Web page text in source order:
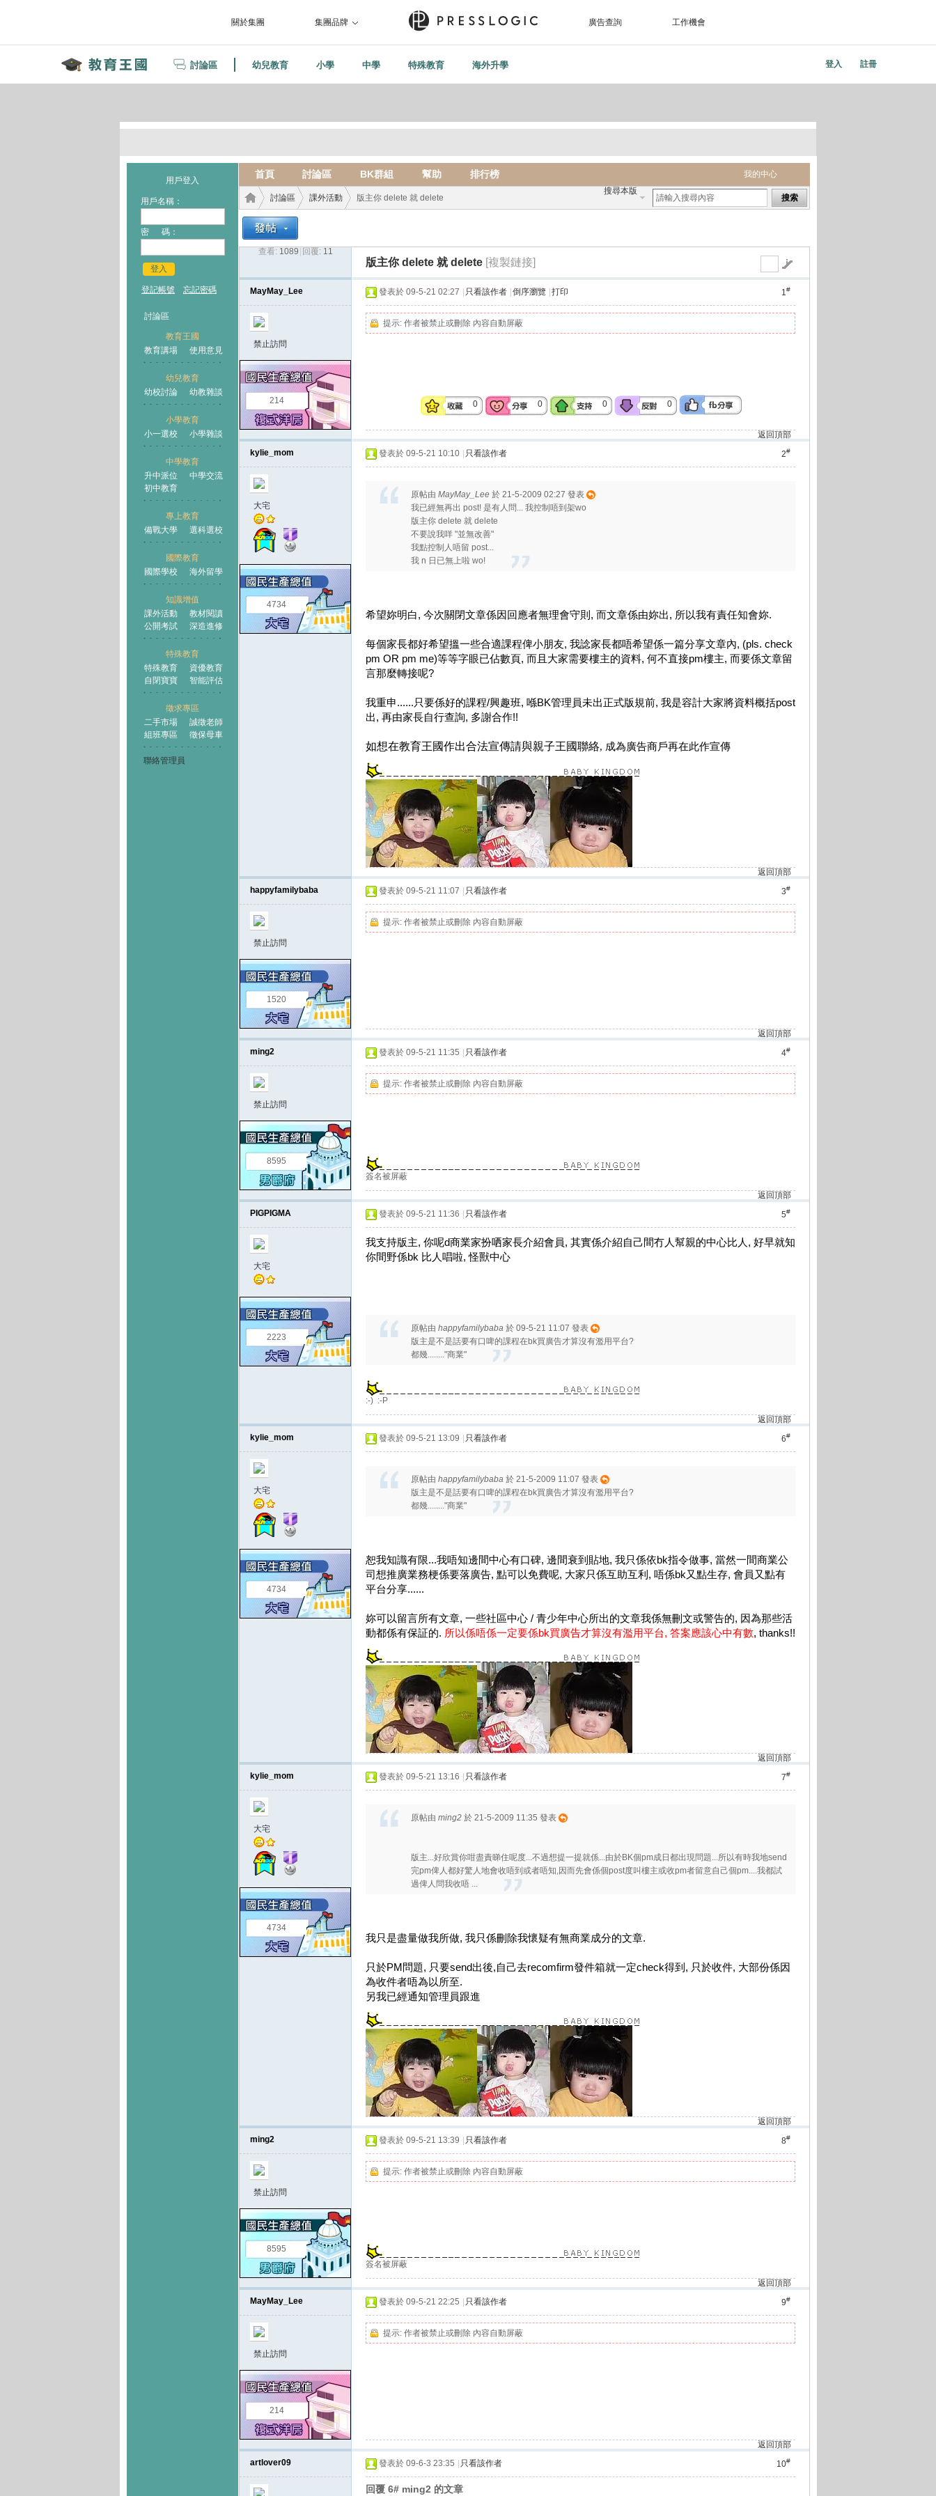
關於集團 集團品牌 廣告查詢 工作機會
討論區 幼兒教育 小學 中學 特殊教育 海外升學 登入 註冊
用戶登入
用戶名稱：
密 碼：
登入
登記帳號 忘記密碼
討論區
教育王國
教育講場
使用意見
幼兒教育
幼校討論
幼教雜談
小學教育
小一選校
小學雜談
中學教育
升中派位
中學交流
初中教育
專上教育
備戰大學
選科選校
國際教育
國際學校
海外留學
知識增值
課外活動
教材閱讀
公開考試
深造進修
特殊教育
特殊教育
資優教育
自閉寶寶
智能評估
徵求專區
二手市場
誠徵老師
組班專區
徵保母車
聯絡管理員
我的中心
首頁 討論區 BK群組 幫助 排行榜
搜尋本版
搜索
王國
›
討論區
›
課外活動 版主你 delete 就 delete
查看: 1089 回覆: 11
版主你 delete 就 delete [複製鏈接]
MayMay_Lee
禁止訪問
214
1#
發表於 09-5-21 02:27 只看該作者 倒序瀏覽 打印
提示: 作者被禁止或刪除 內容自動屏蔽
0 0 0 0
返回頂部
kylie_mom
大宅
4734
2#
發表於 09-5-21 10:10 只看該作者
原帖由 MayMay_Lee 於 21-5-2009 02:27 發表
我已經無再出 post! 是有人問... 我控制唔到架wo
版主你 delete 就 delete
不要說我咩 "並無改善"
我點控制人唔留 post...
我 n 日已無上啦 wo!
希望妳明白, 今次關閉文章係因回應者無理會守則, 而文章係由妳出, 所以我有責任知會妳.
每個家長都好希望搵一些合適課程俾小朋友, 我諗家長都唔希望係一篇分享文章內, (pls. check
pm OR pm me)等等字眼已佔數頁, 而且大家需要樓主的資料, 何不直接pm樓主, 而要係文章留
言那麼轉接呢?
我重申......只要係好的課程/興趣班, 喺BK管理員未出正式版規前, 我是容計大家將資料概括post
出, 再由家長自行查詢, 多謝合作!!
如想在教育王國作出合法宣傳請與親子王國聯絡, 成為廣告商戶再在此作宣傳
返回頂部
happyfamilybaba
禁止訪問
1520
3#
發表於 09-5-21 11:07 只看該作者
提示: 作者被禁止或刪除 內容自動屏蔽
返回頂部
ming2
禁止訪問
8595
4#
發表於 09-5-21 11:35 只看該作者
提示: 作者被禁止或刪除 內容自動屏蔽
簽名被屏蔽
返回頂部
PIGPIGMA
大宅
2223
5#
發表於 09-5-21 11:36 只看該作者
我支持版主, 你呢d商業家扮哂家長介紹會員, 其實係介紹自己間冇人幫親的中心比人, 好早就知
你間野係bk 比人唱啦, 怪獸中心
原帖由 happyfamilybaba 於 09-5-21 11:07 發表
版主是不是話要有口啤的課程在bk買廣告才算沒有濫用平台?
都幾........"商業"
:-) :-P
返回頂部
kylie_mom
大宅
4734
6#
發表於 09-5-21 13:09 只看該作者
原帖由 happyfamilybaba 於 21-5-2009 11:07 發表
版主是不是話要有口啤的課程在bk買廣告才算沒有濫用平台?
都幾........"商業"
恕我知識有限...我唔知邊間中心有口碑, 邊間衰到貼地, 我只係依bk指令做事, 當然一間商業公
司想推廣業務梗係要落廣告, 點可以免費呢, 大家只係互助互利, 唔係bk又點生存, 會員又點有
平台分享......
妳可以留言所有文章, 一些社區中心 / 青少年中心所出的文章我係無刪文或警告的, 因為那些活
動都係有保証的. 所以係唔係一定要係bk買廣告才算沒有濫用平台, 答案應該心中有數, thanks!!
返回頂部
kylie_mom
大宅
4734
7#
發表於 09-5-21 13:16 只看該作者
原帖由 ming2 於 21-5-2009 11:35 發表
版主...好欣賞你咁盡責睇住呢度...不過想提一提就係...由於BK個pm成日都出現問題...所以有時我地send
完pm俾人都好驚人地會收唔到或者唔知,因而先會係個post度叫樓主或收pm者留意自己個pm....我都試
過俾人問我收唔 ...
我只是盡量做我所做, 我只係刪除我懷疑有無商業成分的文章.
只於PM問題, 只要send出後,自己去recomfirm發件箱就一定check得到, 只於收件, 大部份係因
為收件者唔為以所至.
另我已經通知管理員跟進
返回頂部
ming2
禁止訪問
8595
8#
發表於 09-5-21 13:39 只看該作者
提示: 作者被禁止或刪除 內容自動屏蔽
簽名被屏蔽
返回頂部
MayMay_Lee
禁止訪問
214
9#
發表於 09-5-21 22:25 只看該作者
提示: 作者被禁止或刪除 內容自動屏蔽
返回頂部
artlover09
10#
發表於 09-6-3 23:35 只看該作者
回覆 6# ming2 的文章